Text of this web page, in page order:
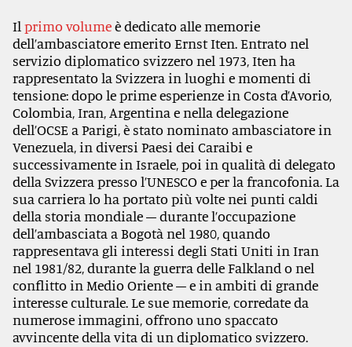
Il primo volumeè dedicato alle memorie
dell’ambasciatore emerito Ernst Iten. Entrato nel
servizio diplomatico svizzero nel 1973, Iten ha
rappresentato la Svizzera in luoghi e momenti di
tensione: dopo le prime esperienze in Costa d’Avorio,
Colombia, Iran, Argentina e nella delegazione
dell’OCSE a Parigi, è stato nominato ambasciatore in
Venezuela, in diversi Paesi dei Caraibi e
successivamente in Israele, poi in qualità di delegato
della Svizzera presso l’UNESCO e per la francofonia. La
sua carriera lo ha portato più volte nei punti caldi
della storia mondiale – durante l’occupazione
dell’ambasciata a Bogotà nel 1980, quando
rappresentava gli interessi degli Stati Uniti in Iran
nel 1981/82, durante la guerra delle Falkland o nel
conflitto in Medio Oriente – e in ambiti di grande
interesse culturale. Le sue memorie, corredate da
numerose immagini, offrono uno spaccato
avvincente della vita di un diplomatico svizzero.